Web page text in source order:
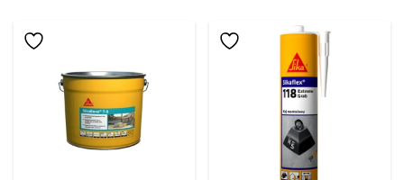
wariantów.
można